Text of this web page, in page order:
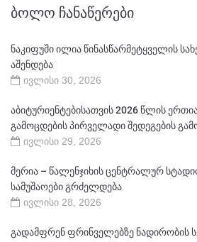
ᲑᲝᲚᲝ ᲩᲐᲜᲐᲬᲔᲠᲔᲑᲘ
ნაკიფუში ილია წინასწარმეტყველის
აშენდება
ივლისი 30, 2026
აბიტურიენტებისათვის 2026 წლის
გამოცდების პირველადი შედეგების
ივლისი 29, 2026
მერია – წალენჯიხის ცენტრალურ
სამუშაოები გრძელდება
ივლისი 28, 2026
გადამფრენ ფრინველებზე ნადირობის